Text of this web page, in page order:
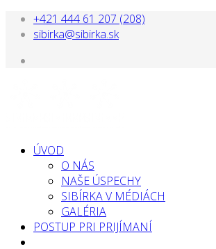
+421 444 61 207 (208)
sibirka@sibirka.sk
ÚVOD
O NÁS
NAŠE ÚSPECHY
SIBÍRKA V MÉDIÁCH
GALÉRIA
POSTUP PRI PRIJÍMANÍ